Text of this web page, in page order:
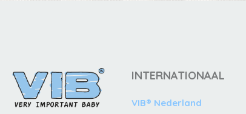
INTERNATIONAAL
VIB® Nederland